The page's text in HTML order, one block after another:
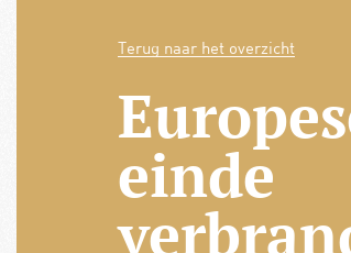
Terug naar het overzicht
einde